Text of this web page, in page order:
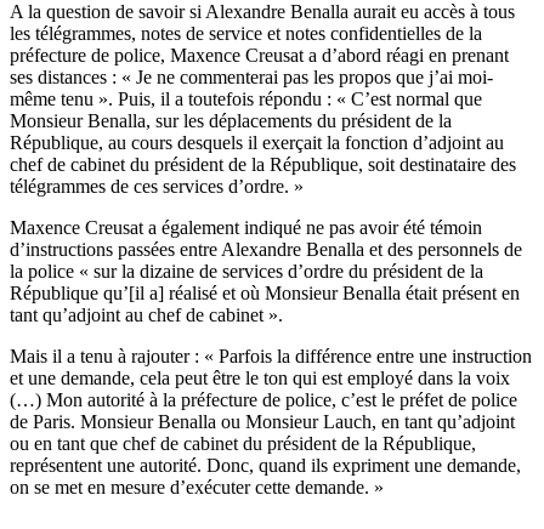
A la question de savoir si Alexandre Benalla aurait eu accès à tous
les télégrammes, notes de service et notes confidentielles de la
préfecture de police, Maxence Creusat a d’abord réagi en prenant
ses distances : « Je ne commenterai pas les propos que j’ai moi-
même tenu ». Puis, il a toutefois répondu : « C’est normal que
Monsieur Benalla, sur les déplacements du président de la
République, au cours desquels il exerçait la fonction d’adjoint au
chef de cabinet du président de la République, soit destinataire des
télégrammes de ces services d’ordre. »
Maxence Creusat a également indiqué ne pas avoir été témoin
d’instructions passées entre Alexandre Benalla et des personnels de
la police « sur la dizaine de services d’ordre du président de la
République qu’[il a] réalisé et où Monsieur Benalla était présent en
tant qu’adjoint au chef de cabinet ».
Mais il a tenu à rajouter : « Parfois la différence entre une instruction
et une demande, cela peut être le ton qui est employé dans la voix
(…) Mon autorité à la préfecture de police, c’est le préfet de police
de Paris. Monsieur Benalla ou Monsieur Lauch, en tant qu’adjoint
ou en tant que chef de cabinet du président de la République,
représentent une autorité. Donc, quand ils expriment une demande,
on se met en mesure d’exécuter cette demande. »